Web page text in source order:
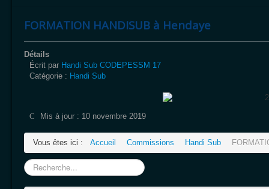
FORMATION HANDISUB à Hendaye
Détails
Écrit par Handi Sub CODEPESSM 17
Catégorie : Handi Sub
Mis à jour : 10 novembre 2019
Vous êtes ici : Accueil Commissions Handi Sub
Rechercher